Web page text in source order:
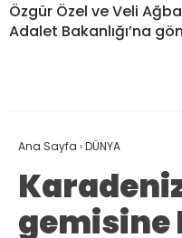
Özgür Özel ve Veli
Adalet Bakanlığı’na
Ana Sayfa ›DÜNYA
gemisine